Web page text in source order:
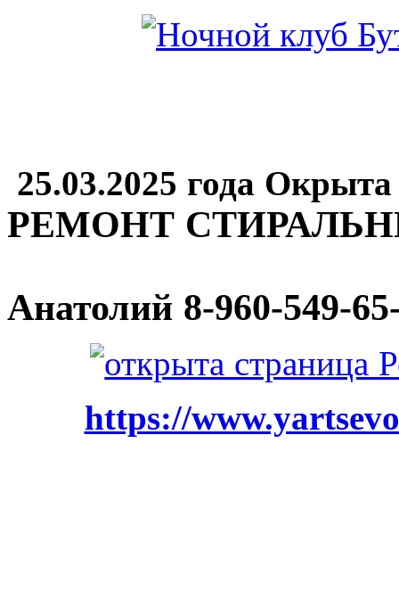
25.03.2025 года
РЕМОНТ
Анатолий 8-960-549-
https://